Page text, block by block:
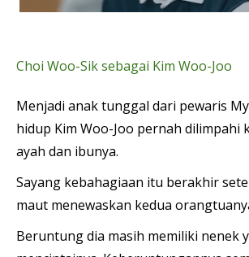
Choi Woo-Sik sebagai Kim Woo-Joo
Menjadi anak tunggal dari pewaris
hidup Kim Woo-Joo pernah dilimpahi
ayah dan ibunya.
Sayang kebahagiaan itu berakhir
maut menewaskan kedua
Beruntung dia masih memiliki nenek